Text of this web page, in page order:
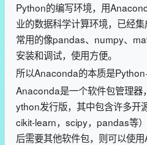
Python的编写环境，用
业的数据科学计算环境，已经
常用的像pandas、numpy、
安装和调试，使用方便。
所以Anaconda的本质是
Anaconda是一个软件包管理器
ython发行版，其中包含许多开
cikit-learn，scipy，pandas等
后需要其他软件包，则可以使